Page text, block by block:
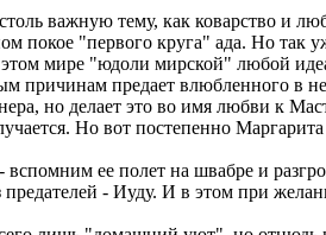
важную тему, как коварство и
покое "первого круга" ада. Но так
этом мире "юдоли мирской" любой
причинам предает влюбленного в
но делает это во имя любви к
Но вот постепенно
ее полет на швабре и
- Иуду. И в этом при